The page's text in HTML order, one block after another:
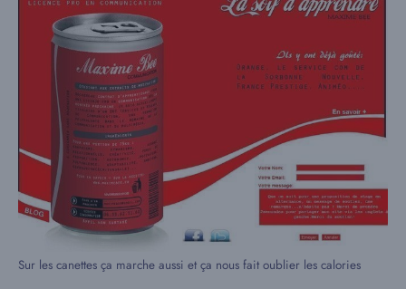
Sur les canettes ça marche aussi et ça nous fait oublier les calories